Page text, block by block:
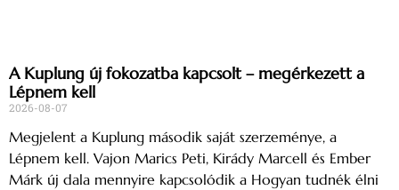
A Kuplung új fokozatba kapcsolt – megérkezett a
Lépnem kell
2026-08-07
Megjelent a Kuplung második saját szerzeménye, a
Lépnem kell. Vajon Marics Peti, Kirády Marcell és Ember
Márk új dala mennyire kapcsolódik a Hogyan tudnék élni